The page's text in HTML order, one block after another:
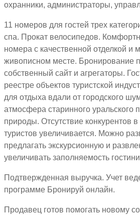
охранники, администраторы,
11 номеров для гостей трех
спа. Прокат велосипедов.
номера с качественной отделкой и
живописном месте. Бронирование
собственный сайт и агрегаторы.
реестре объектов туристской
для отдыха вдали от городского
атмосфера старинного уральского
природы. Отсутствие конкурентов
туристов увеличивается. Можно
предлагать экскурсионную и
увеличивать заполняемость
Подтвержденная выручка. Учет
программе Бронируй онлайн.
Продавец готов помогать новому